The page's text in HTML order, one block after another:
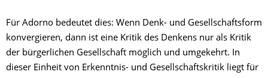
Für Adorno bedeutet dies: Wenn Denk- und Gesellschaftsform
konvergieren, dann ist eine Kritik des Denkens nur als Kritik
der bürgerlichen Gesellschaft möglich und umgekehrt. In
dieser Einheit von Erkenntnis- und Gesellschaftskritik liegt für